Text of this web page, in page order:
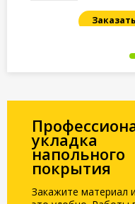
Заказать
укладка
напольного
покрытия
Закажите материал